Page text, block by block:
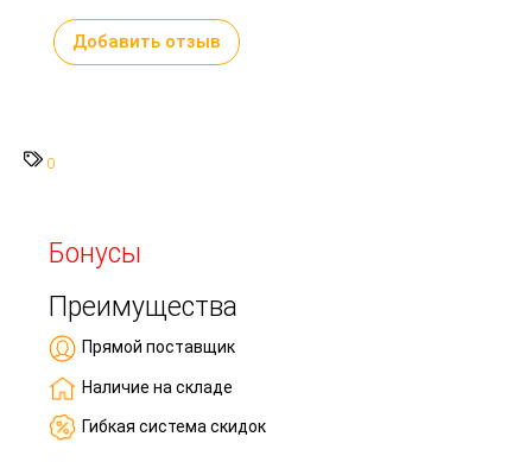
Добавить отзыв
0
Бонусы
Преимущества
Прямой поставщик
Наличие на складе
Гибкая система скидок